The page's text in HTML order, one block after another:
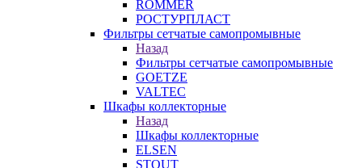
ROMMER
РОСТУРПЛАСТ
Фильтры сетчатые самопромывные
Назад
Фильтры сетчатые самопромывные
GOETZE
VALTEC
Шкафы коллекторные
Назад
Шкафы коллекторные
ELSEN
STOUT